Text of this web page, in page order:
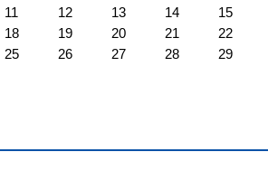
11 12 13 14
15
18 19 20 21
22
25 26 27 28
29